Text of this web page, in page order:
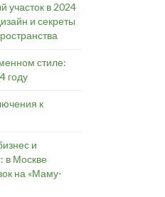
участок в 2024
и секреты
стиле:
году
к
и
в Москве
на «Маму-